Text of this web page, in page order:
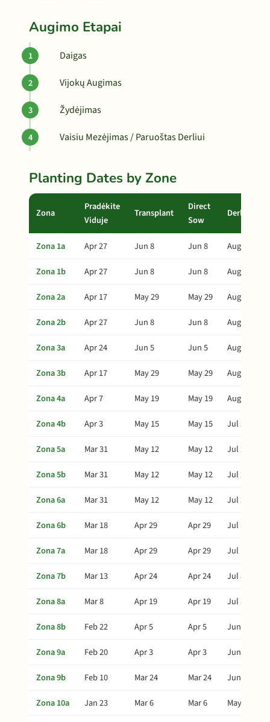
Augimo Etapai
Daigas
Vijokų Augimas
Žydėjimas
Vaisiu Mezėjimas / Paruoštas Derliui
Planting Dates by Zone
Zona
Pradėkite
Viduje
Transplant
Direct
Sow
Derlius
Zona 1a Apr 27 Jun 8 Jun 8
Aug 22
Zona 1b
Apr 27 Jun 8 Jun 8
Aug 22
Zona 2a
Apr 17 May 29 May 29
Aug 12
Zona 2b
Apr 27 Jun 8 Jun 8
Aug 22
Zona 3a
Apr 24 Jun 5 Jun 5
Aug 19
Zona 3b
Apr 17 May 29 May 29
Aug 12
Zona 4a
Apr 7 May 19 May 19
Aug 2
Zona 4b
Apr 3 May 15 May 15
Jul 29
Zona 5a
Mar 31 May 12 May 12
Jul 26
Zona 5b
Mar 31 May 12 May 12
Jul 26
Zona 6a
Mar 31 May 12 May 12
Jul 26
Zona 6b
Mar 18 Apr 29 Apr 29
Jul 13
Zona 7a
Mar 18 Apr 29 Apr 29
Jul 13
Zona 7b
Mar 13 Apr 24 Apr 24
Jul 8
Zona 8a
Mar 8 Apr 19 Apr 19
Jul 3
Zona 8b
Feb 22 Apr 5 Apr 5
Jun 19
Zona 9a
Feb 20 Apr 3 Apr 3
Jun 17
Zona 9b
Feb 10 Mar 24 Mar 24
Jun 7
Zona 10a
Jan 23 Mar 6 Mar 6 May 20